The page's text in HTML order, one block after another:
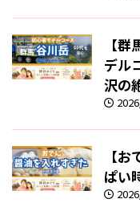
【
デル
沢の
【
ぱい